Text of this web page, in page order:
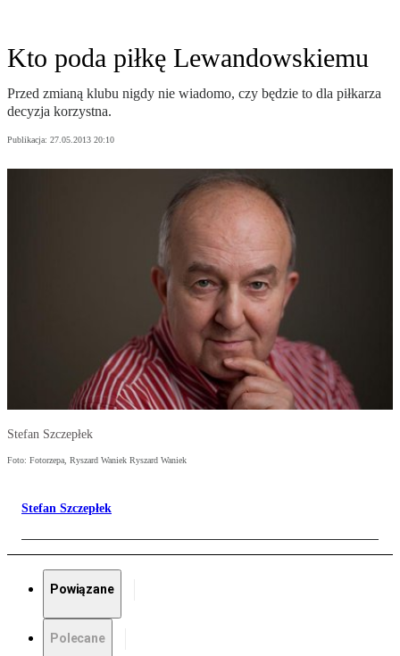
Kto poda piłkę Lewandowskiemu
Przed zmianą klubu nigdy nie wiadomo, czy będzie to dla piłkarza
decyzja korzystna.
Publikacja: 27.05.2013 20:10
Stefan Szczepłek
Foto: Fotorzepa, Ryszard Waniek Ryszard Waniek
Stefan Szczepłek
Powiązane
Polecane